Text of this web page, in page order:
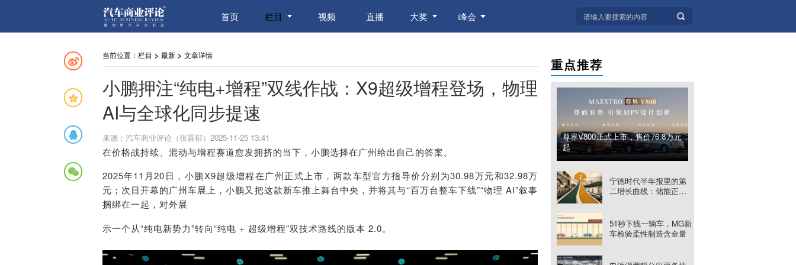
首页 栏目 视频 直播 大奖 峰会
当前位置： 栏目 > 最新 > 文章详情
小鹏押注“纯电+增程”双线作战：X9超级增程登场，物理
AI与全球化同步提速
来源：汽车商业评论（张霖郁）2025-11-25 13:41
在价格战持续、混动与增程赛道愈发拥挤的当下，小鹏选择在广州给出自己的答案。
2025年11月20日，小鹏X9超级增程在广州正式上市，两款车型官方指导价分别为30.98万元和32.98万
元；次日开幕的广州车展上，小鹏又把这款新车推上舞台中央，并将其与“百万台整车下线”“物理 AI”叙事
捆绑在一起，对外展
示一个从“纯电新势力”转向“纯电 + 超级增程”双技术路线的版本 2.0。
重点推荐
尊界V800正式上市，售价76.8万元
起
宁德时代半年报里的第
二增长曲线：储能正在
51秒下线一辆车，MG新
车检验柔性制造含金量